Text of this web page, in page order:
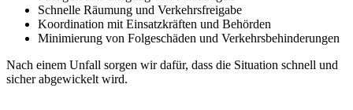
Schnelle Räumung und Verkehrsfreigabe
Koordination mit Einsatzkräften und Behörden
Minimierung von Folgeschäden und Verkehrsbehinderungen
Nach einem Unfall sorgen wir dafür, dass die Situation schnell und
sicher abgewickelt wird.